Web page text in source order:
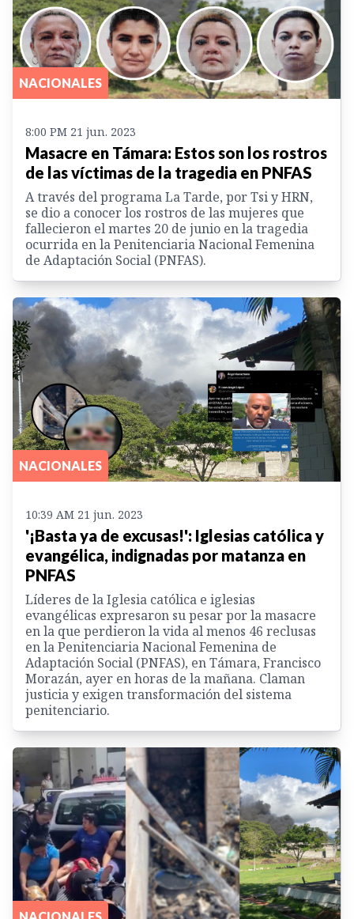
NACIONALES
8:00 PM 21 jun. 2023
Masacre en Támara: Estos son los rostros
de las víctimas de la tragedia en PNFAS
A través del programa La Tarde, por Tsi y HRN,
se dio a conocer los rostros de las mujeres que
fallecieron el martes 20 de junio en la tragedia
ocurrida en la Penitenciaria Nacional Femenina
de Adaptación Social (PNFAS).
NACIONALES
10:39 AM 21 jun. 2023
'¡Basta ya de excusas!': Iglesias católica y
evangélica, indignadas por matanza en
PNFAS
Líderes de la Iglesia católica e iglesias
evangélicas expresaron su pesar por la masacre
en la que perdieron la vida al menos 46 reclusas
en la Penitenciaria Nacional Femenina de
Adaptación Social (PNFAS), en Támara, Francisco
Morazán, ayer en horas de la mañana. Claman
justicia y exigen transformación del sistema
penitenciario.